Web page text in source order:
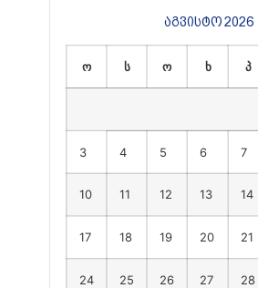
აგვისტო 2026
ო ს ო ხ პ
3 4 5 6 7
10 11 12 13 14
17 18 19 20 21
24 25 26 27 28